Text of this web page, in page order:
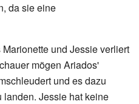
da sie eine
und Jessie verliert
mögen Ariados'
und es dazu
landen. Jessie hat keine